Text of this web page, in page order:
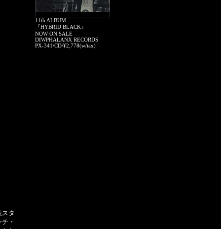
タ
・
11th ALBUM
『HYBRID BLACK』
NOW ON SALE
DIWPHALANX RECORDS
PX-341/CD/¥2,778(w/tax)